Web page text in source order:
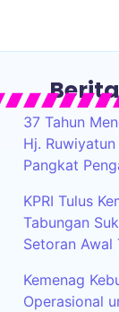
37 Tahun
Hj.
Pangkat
KPRI Tulus
Tabungan
Setoran
Kemenag
Operasional